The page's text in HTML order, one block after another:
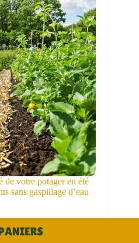
de votre potager en été
sans gaspillage d’eau